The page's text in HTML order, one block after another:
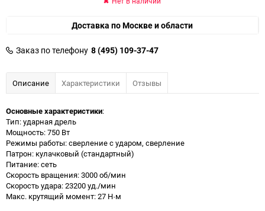
Доставка по Москве и области
Заказ по телефону 8 (495) 109-37-47
Описание Характеристики Отзывы
Основные характеристики:
Тип: ударная дрель
Мощность: 750 Вт
Режимы работы: сверление с ударом, сверление
Патрон: кулачковый (стандартный)
Питание: сеть
Скорость вращения: 3000 об/мин
Скорость удара: 23200 уд./мин
Макс. крутящий момент: 27 Н·м